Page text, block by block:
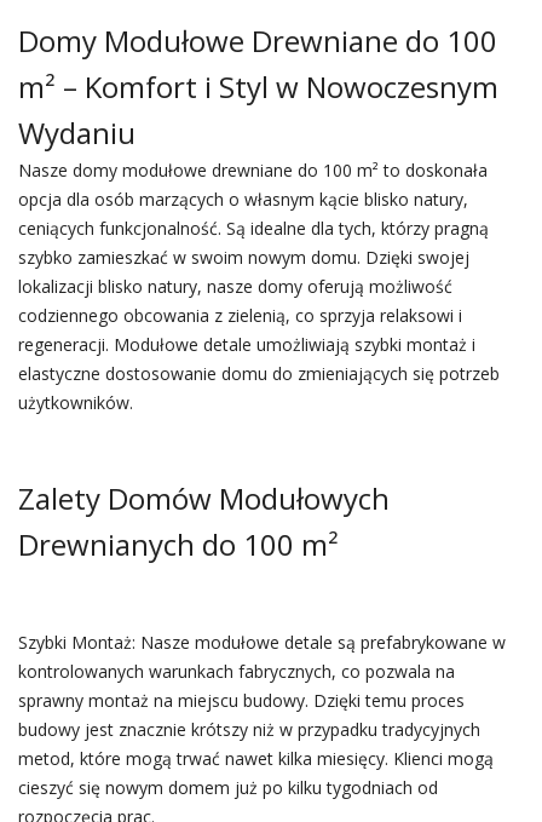
Domy Modułowe Drewniane do 100
m² – Komfort i Styl w Nowoczesnym
Wydaniu
Nasze domy modułowe drewniane do 100 m² to doskonała
opcja dla osób marzących o własnym kącie blisko natury,
ceniących funkcjonalność. Są idealne dla tych, którzy pragną
szybko zamieszkać w swoim nowym domu. Dzięki swojej
lokalizacji blisko natury, nasze domy oferują możliwość
codziennego obcowania z zielenią, co sprzyja relaksowi i
regeneracji. Modułowe detale umożliwiają szybki montaż i
elastyczne dostosowanie domu do zmieniających się potrzeb
użytkowników.
Zalety Domów Modułowych
Drewnianych do 100 m²
Szybki Montaż: Nasze modułowe detale są prefabrykowane w
kontrolowanych warunkach fabrycznych, co pozwala na
sprawny montaż na miejscu budowy. Dzięki temu proces
budowy jest znacznie krótszy niż w przypadku tradycyjnych
metod, które mogą trwać nawet kilka miesięcy. Klienci mogą
cieszyć się nowym domem już po kilku tygodniach od
rozpoczęcia prac.